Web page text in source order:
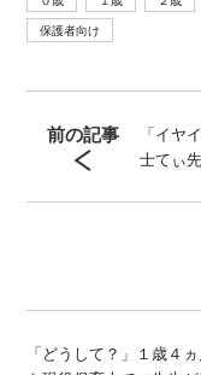
ド社）、『ほぉ…
（ベストセラーズ）、
保護者向け
前の記事
「イヤ
士てぃ
「どうして？」１歳４